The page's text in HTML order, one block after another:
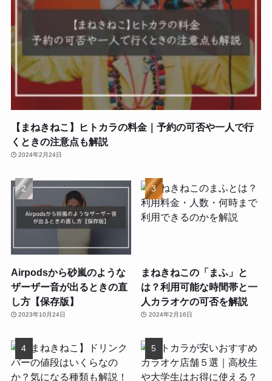
【まねきねこ】ヒトカラの料金｜予約の可否や一人で行
くときの注意点も解説
2024年2月24日
Airpodsから砂嵐のような
ザーザー音が出るときの直
し方【保存版】
2023年10月24日
まねきねこの「まふ」と
は？利用可能な時間帯と一
人カラオケの可否を解説
2024年2月16日